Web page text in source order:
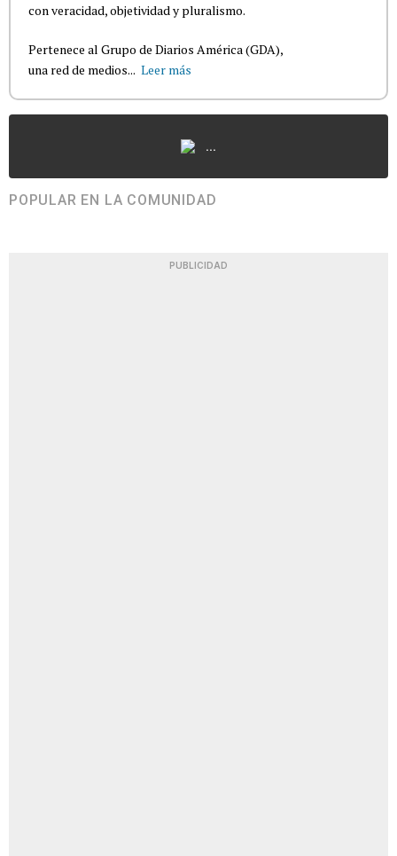
con veracidad, objetividad y pluralismo.
Pertenece al Grupo de Diarios América (GDA),
una red de medios... Leer más
...
POPULAR EN LA COMUNIDAD
PUBLICIDAD